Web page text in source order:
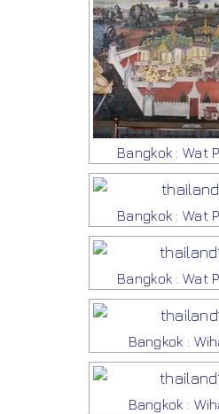
Bangkok : Wat
Bangkok : Wat
Bangkok : Wat
Bangkok :
Bangkok :